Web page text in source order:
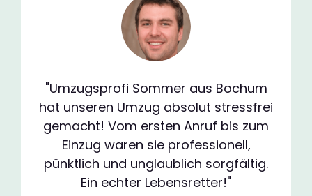
"Umzugsprofi Sommer aus Bochum
hat unseren Umzug absolut stressfrei
gemacht! Vom ersten Anruf bis zum
Einzug waren sie professionell,
pünktlich und unglaublich sorgfältig.
Ein echter Lebensretter!"